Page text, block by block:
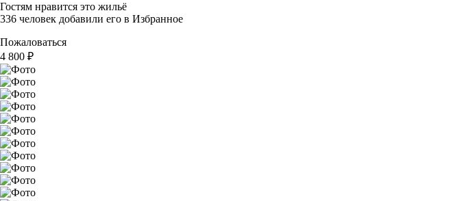
Гостям нравится это жильё
336 человек добавили его в Избранное
Пожаловаться
4 800 ₽